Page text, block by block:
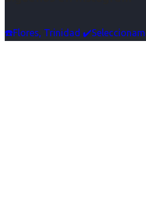
☎️Flores, Trinidad